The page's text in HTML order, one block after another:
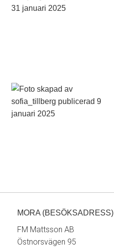
MORA (BESÖKSADRESS)
FM Mattsson AB
Östnorsvägen 95